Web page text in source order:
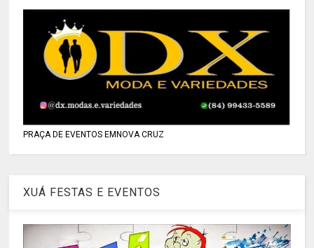
PRAÇA DE EVENTOS EMNOVA CRUZ
XUÁ FESTAS E EVENTOS